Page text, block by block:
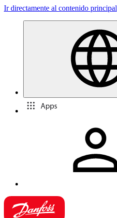
Ir directamente al contenido principal
Apps